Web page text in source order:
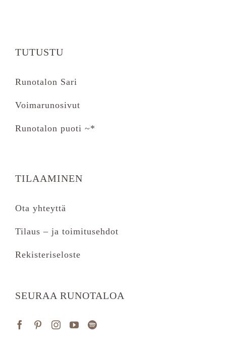
TUTUSTU
Runotalon Sari
Voimarunosivut
Runotalon puoti ~*
TILAAMINEN
Ota yhteyttä
Tilaus – ja toimitusehdot
Rekisteriseloste
SEURAA RUNOTALOA